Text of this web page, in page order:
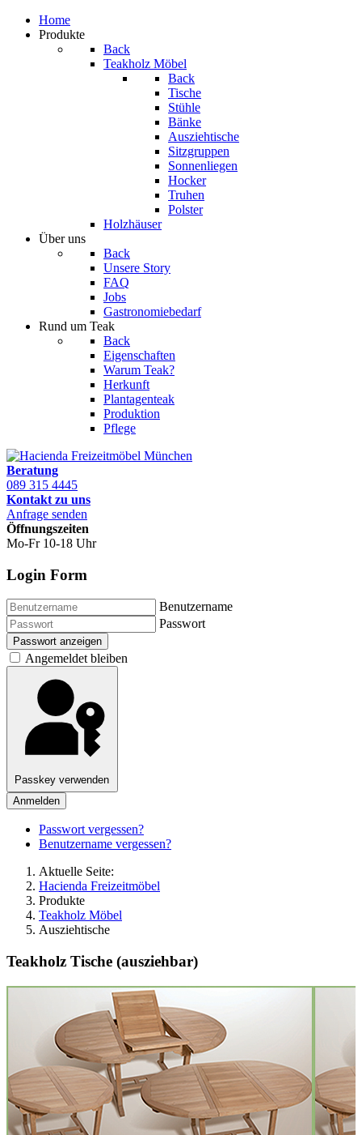
Home
Produkte
Back
Teakholz Möbel
Back
Tische
Stühle
Bänke
Ausziehtische
Sitzgruppen
Sonnenliegen
Hocker
Truhen
Polster
Holzhäuser
Über uns
Back
Unsere Story
FAQ
Jobs
Gastronomiebedarf
Rund um Teak
Back
Eigenschaften
Warum Teak?
Herkunft
Plantagenteak
Produktion
Pflege
Beratung
089 315 4445
Kontakt zu uns
Anfrage senden
Öffnungszeiten
Mo-Fr 10-18 Uhr
Login Form
Benutzername
Passwort
Passwort anzeigen
Angemeldet bleiben
Passkey verwenden
Anmelden
Passwort vergessen?
Benutzername vergessen?
Aktuelle Seite:
Hacienda Freizeitmöbel
Produkte
Teakholz Möbel
Ausziehtische
Teakholz Tische (ausziehbar)